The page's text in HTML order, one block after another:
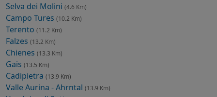
Selva dei Molini (4.6 Km)
Campo Tures (10.2 Km)
Terento (11.2 Km)
Falzes (13.2 Km)
Chienes (13.3 Km)
Gais (13.5 Km)
Cadipietra (13.9 Km)
Valle Aurina - Ahrntal (13.9 Km)